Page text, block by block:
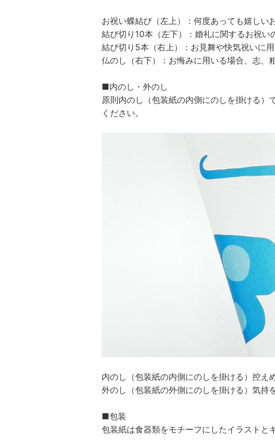
お祝い蝶結び（左上）：何度あっても嬉しい
結び切り10本（左下）：婚礼に関するお祝い
結び切り5本（右上）：お見舞や快気祝いに
仏のし（右下）：お悔みに用いる場合、志、
■内のし・外のし
原則内のし（包装紙の内側にのしを掛ける
ください。
内のし（包装紙の内側にのしを掛ける）控え
外のし（包装紙の外側にのしを掛ける）気持
■包装
包装紙は食器類をモチーフにしたイラストと